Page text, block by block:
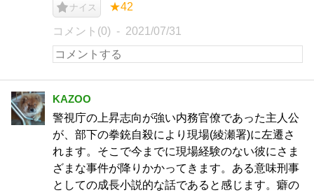
ナイス ★42
コメント(0) 2021/07/31
KAZOO
警視庁の上昇志向が強い内務官僚であった主人公
が、部下の拳銃自殺により現場(綾瀬署)に左遷さ
れます。そこで今までに現場経験のない彼にさま
ざまな事件が降りかかってきます。ある意味刑事
としての成長小説的な話であると感じます。癖の